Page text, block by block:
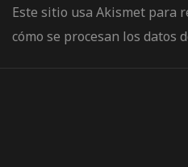
Este sitio usa Akismet para
cómo se procesan los datos